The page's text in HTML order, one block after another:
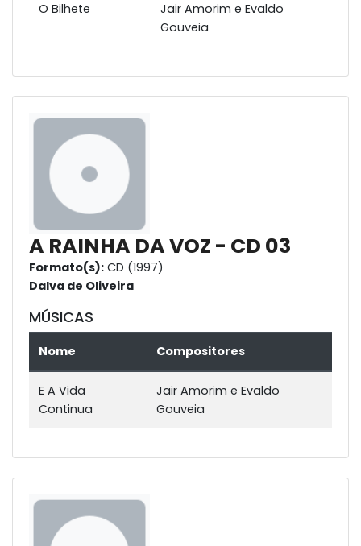
O Bilhete
Jair Amorim e Evaldo
Gouveia
A RAINHA DA VOZ - CD 03
Formato(s): CD (1997)
Dalva de Oliveira
MÚSICAS
Nome Compositores
E A Vida
Continua
Jair Amorim e Evaldo
Gouveia